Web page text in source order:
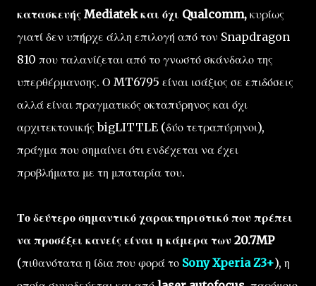
κατασκευής Mediatek και όχι Qualcomm, κυρίως
γιατί δεν υπήρχε άλλη επιλογή από τον Snapdragon
810 που ταλανίζεται από το γνωστό σκάνδαλο της
υπερθέρμανσης. Ο MT6795 είναι ισάξιος σε επιδόσεις
αλλά είναι πραγματικός οκταπύρηνος και όχι
αρχιτεκτονικής bigLITTLE (δύο τετραπύρηνοι),
πράγμα που σημαίνει ότι ενδέχεται να έχει
προβλήματα με τη μπαταρία του.
Το δεύτερο σημαντικό χαρακτηριστικό που πρέπει
να προσέξει κανείς είναι η κάμερα των 20.7MP
(πιθανότατα η ίδια που φορά το Sony Xperia Z3+), η